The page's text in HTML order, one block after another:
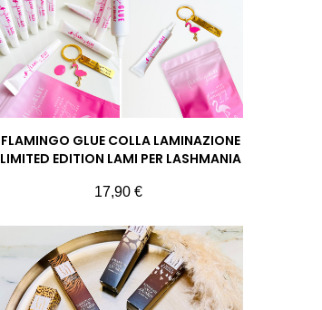
FLAMINGO GLUE COLLA LAMINAZIONE
LIMITED EDITION LAMI PER LASHMANIA
Prezzo
17,90 €